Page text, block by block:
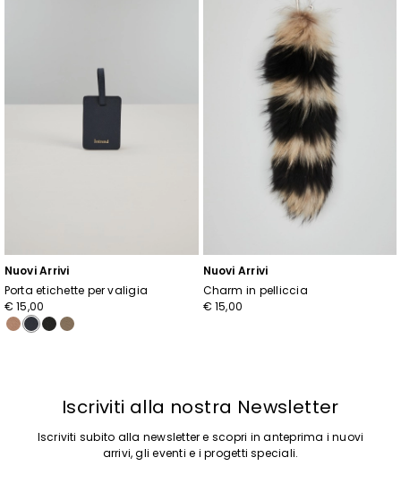
Nuovi Arrivi
Porta etichette per valigia
€ 15,00
Nuovi Arrivi
Charm in pelliccia
€ 15,00
Iscriviti alla nostra Newsletter
Iscriviti subito alla newsletter e scopri in anteprima i nuovi
arrivi, gli eventi e i progetti speciali.